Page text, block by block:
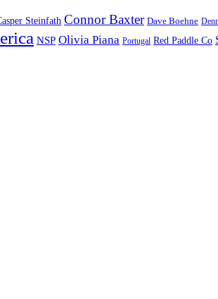
Steinfath Connor Baxter Dave Boehne
NSP Olivia Piana Portugal Red Paddle Co